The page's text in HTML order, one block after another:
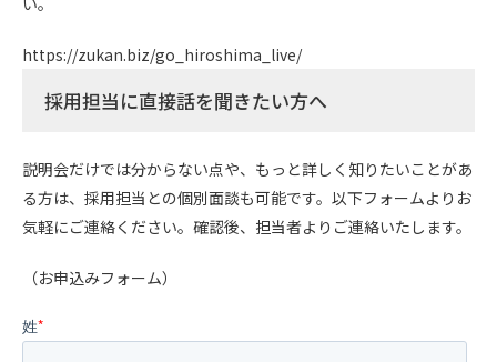
https://zukan.biz/go_hiroshima_live/
採用担当に直接話を聞きたい方へ
説明会だけでは分からない点や、もっと詳しく知りたいことがあ
る方は、採用担当との個別面談も可能です。以下フォームよりお
気軽にご連絡ください。確認後、担当者よりご連絡いたします。
（お申込みフォーム）